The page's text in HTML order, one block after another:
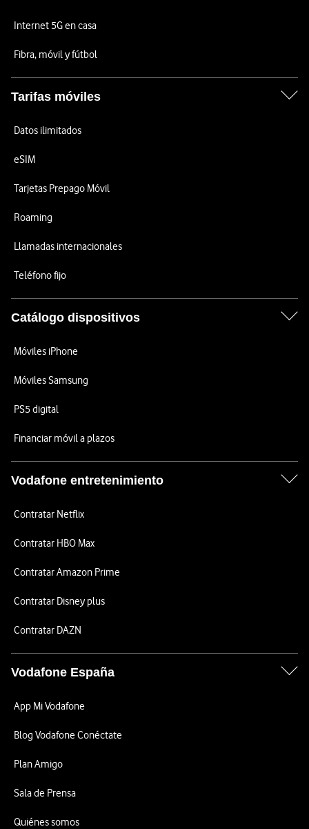
Internet 5G en casa
Fibra, móvil y fútbol
Tarifas móviles
Datos ilimitados
eSIM
Tarjetas Prepago Móvil
Roaming
Llamadas internacionales
Teléfono fijo
Catálogo dispositivos
Móviles iPhone
Móviles Samsung
PS5 digital
Financiar móvil a plazos
Vodafone entretenimiento
Contratar Netflix
Contratar HBO Max
Contratar Amazon Prime
Contratar Disney plus
Contratar DAZN
Vodafone España
App Mi Vodafone
Blog Vodafone Conéctate
Plan Amigo
Sala de Prensa
Quiénes somos